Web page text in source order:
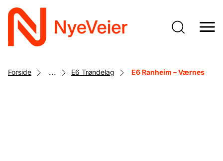
Gå
Forside ... E6 Trøndelag E6 Ranheim – Værnes